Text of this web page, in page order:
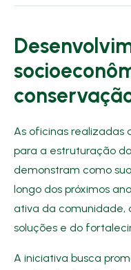
As oficinas
para a estruturação do
demonstram como
longo dos próximos
ativa da comunidade,
soluções e do
A iniciativa busca